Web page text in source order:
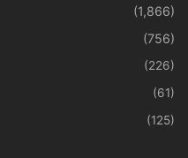
(1,866)
(756)
(226)
(61)
(125)